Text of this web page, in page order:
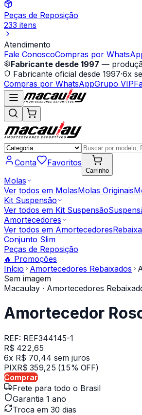
Peças de Reposição
233 itens
Atendimento
Fale ConoscoCompras por
Fabricante desde 1997 —
Fabricante oficial desde 1997·6x
Compras por WhatsAppGrupo VIP
Conta Favoritos
Carrinho
Molas
Ver todos em MolasMolas Originais
Kit Suspensão
Ver todos em Kit Suspensão
Amortecedores
Ver todos em Amortecedores
Conjunto Slim
Peças de Reposição
🔥 Promoções
Início
Amortecedores Rebaixados
Sem imagem
Macaulay · Amortecedores
Amortecedor
REF: REF344145-1
R$ 422,65
6x R$ 70,44 sem juros
PIXR$ 359,25 (15% OFF)
Comprar
Frete para todo o Brasil
Garantia 1 ano
Troca em 30 dias